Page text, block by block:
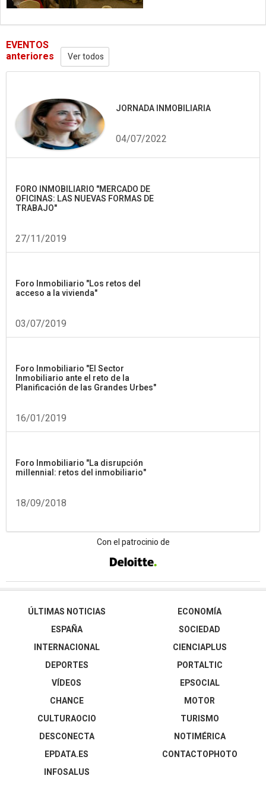
EVENTOS
anteriores Ver todos
JORNADA INMOBILIARIA
04/07/2022
FORO INMOBILIARIO "MERCADO DE
OFICINAS: LAS NUEVAS FORMAS DE
TRABAJO"
27/11/2019
Foro Inmobiliario "Los retos del
acceso a la vivienda"
03/07/2019
Foro Inmobiliario "El Sector
Inmobiliario ante el reto de la
Planificación de las Grandes Urbes"
16/01/2019
Foro Inmobiliario "La disrupción
millennial: retos del inmobiliario"
18/09/2018
Con el patrocinio de
ÚLTIMAS NOTICIAS
ESPAÑA
INTERNACIONAL
DEPORTES
VÍDEOS
ECONOMÍA
SOCIEDAD
CIENCIAPLUS
PORTALTIC
EPSOCIAL
CHANCE
CULTURAOCIO
DESCONECTA
EPDATA.ES
INFOSALUS
MOTOR
TURISMO
NOTIMÉRICA
CONTACTOPHOTO